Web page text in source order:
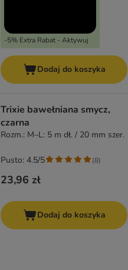
-5% Extra Rabat - Aktywuj
Dodaj do koszyka
Trixie bawełniana smycz,
czarna
Rozm.: M–L: 5 m dł. / 20 mm szer.
23,96 zł
Pusto: 4.5/5 (8)
Dodaj do koszyka